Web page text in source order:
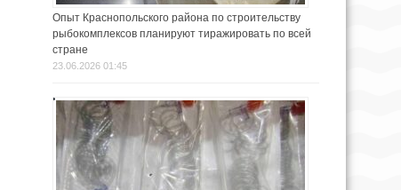
Опыт Краснопольского района по строительству
рыбокомплексов планируют тиражировать по всей
стране
23.06.2026 01:45